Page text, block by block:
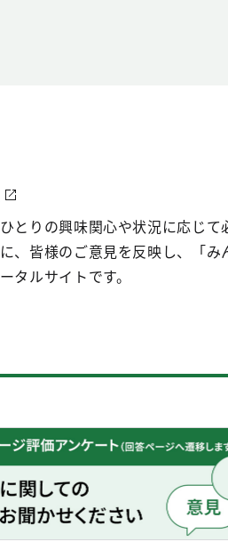
とりの興味関心や状況に応じて
、皆様のご意見を反映し、「み
タルサイトです。